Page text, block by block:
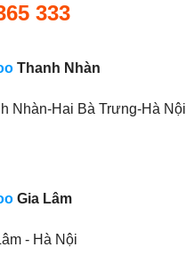
333
Thanh Nhàn
Nhàn-Hai Bà Trưng-Hà Nội
Gia Lâm
- Hà Nội